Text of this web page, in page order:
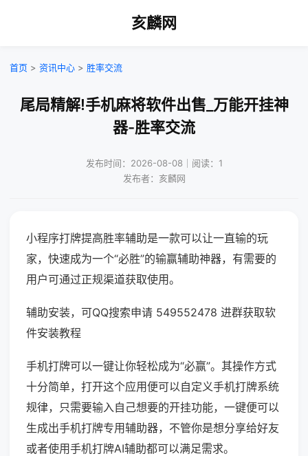
亥麟网
首页 > 资讯中心 > 胜率交流
尾局精解!手机麻将软件出售_万能开挂神
器-胜率交流
发布时间：2026-08-08｜阅读：1
发布者：亥麟网
小程序打牌提高胜率辅助是一款可以让一直输的玩
家，快速成为一个“必胜”的输赢辅助神器，有需要的
用户可通过正规渠道获取使用。
辅助安装，可QQ搜索申请 549552478 进群获取软
件安装教程
手机打牌可以一键让你轻松成为“必赢”。其操作方式
十分简单，打开这个应用便可以自定义手机打牌系统
规律，只需要输入自己想要的开挂功能，一键便可以
生成出手机打牌专用辅助器，不管你是想分享给好友
或者使用手机打牌AI辅助都可以满足需求。